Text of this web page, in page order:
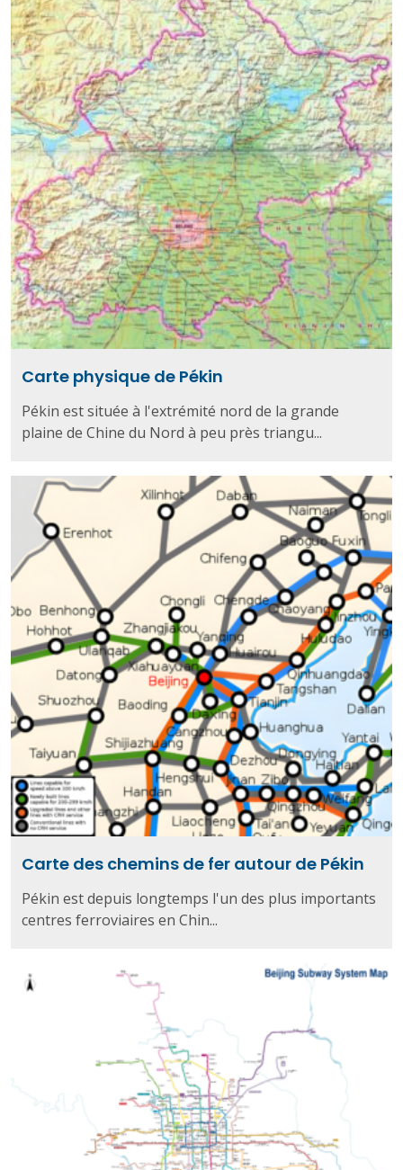
Carte physique de Pékin
Pékin est située à l'extrémité nord de la grande
plaine de Chine du Nord à peu près triangu...
Carte des chemins de fer autour de Pékin
Pékin est depuis longtemps l'un des plus importants
centres ferroviaires en Chin...